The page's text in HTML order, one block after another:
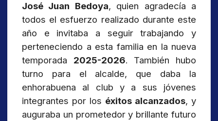
José Juan Bedoya, quien agradecía a
todos el esfuerzo realizado durante este
año e invitaba a seguir trabajando y
perteneciendo a esta familia en la nueva
temporada 2025-2026. También hubo
turno para el alcalde, que daba la
enhorabuena al club y a sus jóvenes
integrantes por los éxitos alcanzados, y
auguraba un prometedor y brillante futuro